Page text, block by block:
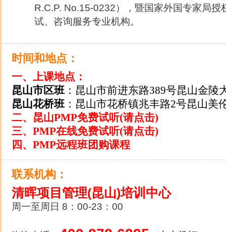
R.C.P. No.15-0232），暨国家外国专家局授
试、咨询服务专业机构。
时间和地点：
一、上课地点：
昆山市区班 ：昆山市前进东路389号昆山金陵
昆山花桥班 ：昆山市花桥镇兆丰路2号昆山美
二、昆山PMP免费试听(请点击)
三、PMP在线免费试听(请点击)
四 、PMP远程班团购课程
联系机构：
清晖项目管理(昆山)培训中心
周一至周日 8：00-23：00